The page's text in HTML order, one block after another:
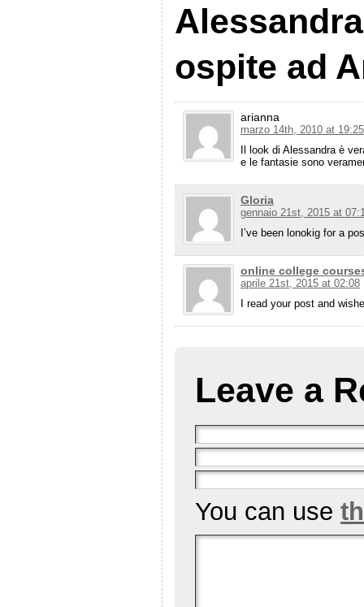
ospite ad
arianna
marzo 14th, 2010 at 19:25
Il look di Alessandra è
e le fantasie sono
Gloria
gennaio 21st, 2015 at
I’ve been lonokig for a
online college
aprile 21st, 2015 at 02:08
I read your post and
Leave a
You can use